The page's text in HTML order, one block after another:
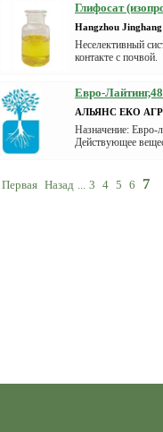
Глифосат
Hangzhou
Неселективный
контакте с почвой.
Евро-
АЛЬЯНС ЕКО
Назначение: Евро-
Действующее
Первая Назад ... 3 4 5 6 7